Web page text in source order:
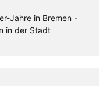
Jahre in Bremen -
in der Stadt